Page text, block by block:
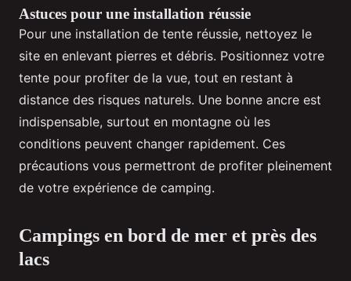
Astuces pour une installation réussie
Pour une installation de tente réussie, nettoyez le
site en enlevant pierres et débris. Positionnez votre
tente pour profiter de la vue, tout en restant à
distance des risques naturels. Une bonne ancre est
indispensable, surtout en montagne où les
conditions peuvent changer rapidement. Ces
précautions vous permettront de profiter pleinement
de votre expérience de camping.
Campings en bord de mer et près des
lacs